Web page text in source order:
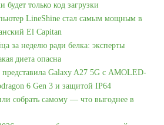
будет только код загрузки
LineShine стал самым мощным в
El Capitan
за неделю ради белка: эксперты
диета опасна
представила Galaxy A27 5G с AMOLED-
6 Gen 3 и защитой IP64
собрать самому — что выгоднее в